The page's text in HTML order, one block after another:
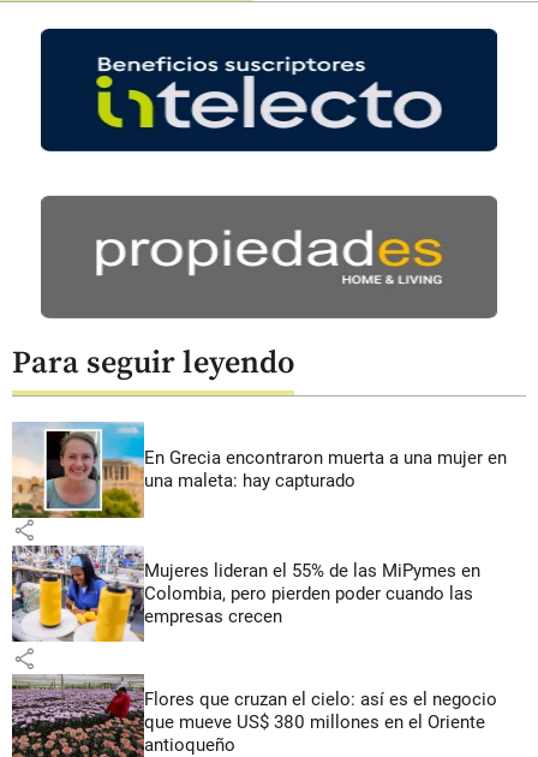
Para seguir leyendo
En Grecia encontraron muerta a una mujer en
una maleta: hay capturado
share
Mujeres lideran el 55% de las MiPymes en
Colombia, pero pierden poder cuando las
empresas crecen
share
Flores que cruzan el cielo: así es el negocio
que mueve US$ 380 millones en el Oriente
antioqueño